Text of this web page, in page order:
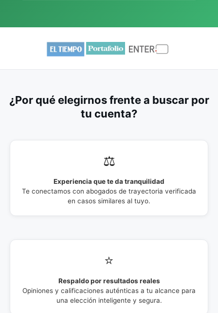
¿Por qué elegirnos frente a buscar por
tu cuenta?
⚖️
Experiencia que te da tranquilidad
Te conectamos con abogados de trayectoria verificada
en casos similares al tuyo.
⭐
Respaldo por resultados reales
Opiniones y calificaciones auténticas a tu alcance para
una elección inteligente y segura.